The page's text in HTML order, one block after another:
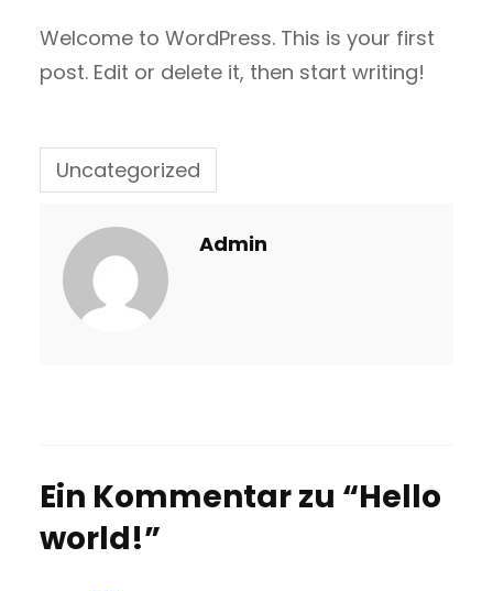
Welcome to WordPress. This is your first
post. Edit or delete it, then start writing!
Uncategorized
Admin
Ein Kommentar zu “Hello
world!”